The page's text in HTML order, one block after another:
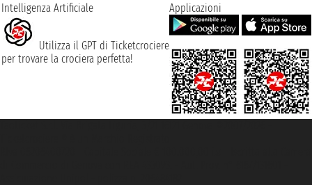
Intelligenza Artificiale
Utilizza il GPT di Ticketcrociere
per trovare la crociera perfetta!
Applicazioni